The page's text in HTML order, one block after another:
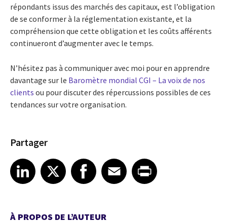
répondants issus des marchés des capitaux, est l’obligation
de se conformer à la réglementation existante, et la
compréhension que cette obligation et les coûts afférents
continueront d’augmenter avec le temps.
N’hésitez pas à communiquer avec moi pour en apprendre
davantage sur le Baromètre mondial CGI – La voix de nos
clients ou pour discuter des répercussions possibles de ces
tendances sur votre organisation.
Partager
Share article on LinkedIn
LinkedIn
Share article on XShare article on Facebook
Facebook
Share article on Email
EmailShare article on Print
À PROPOS DE L’AUTEUR